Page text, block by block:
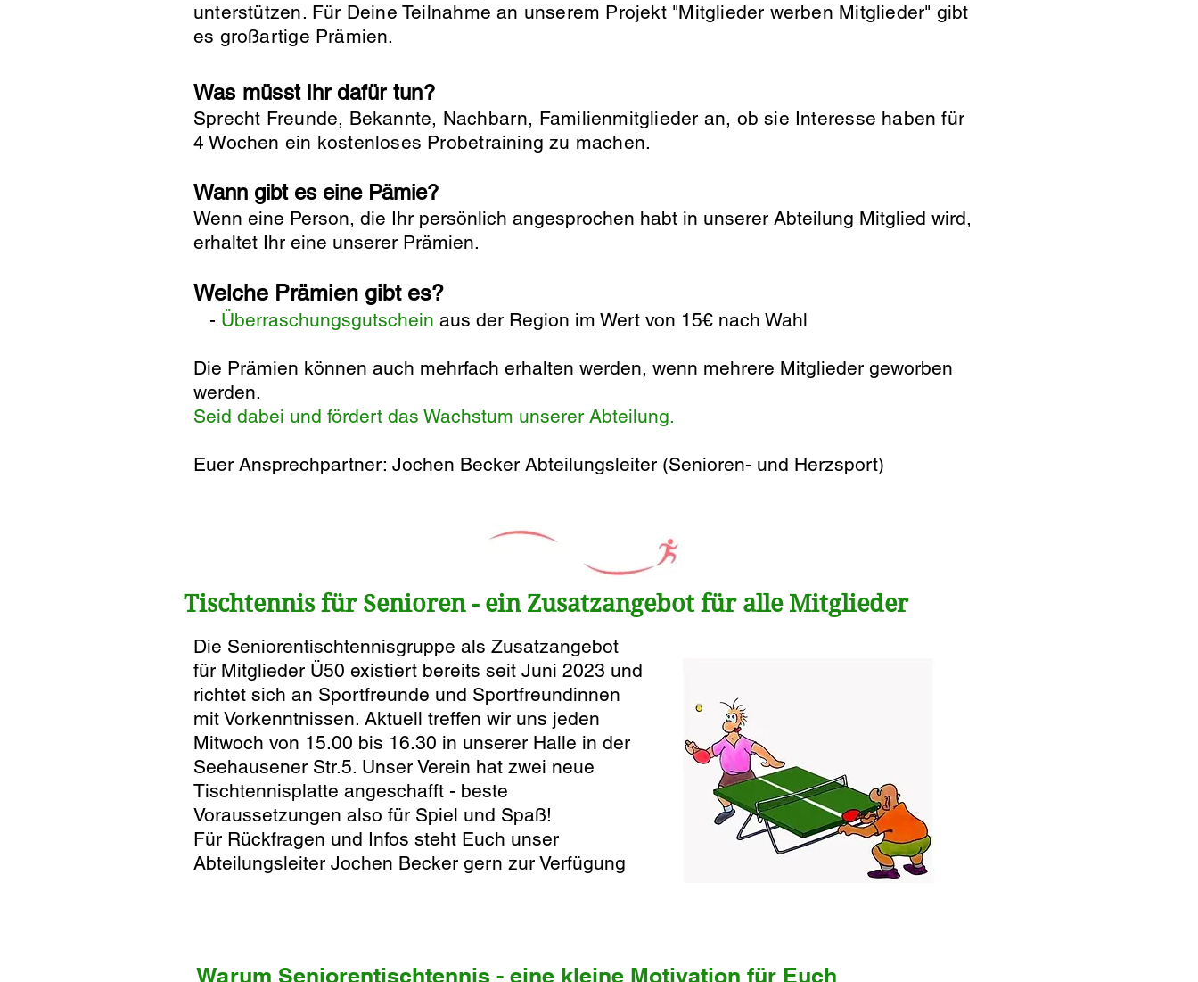
unterstützen. Für Deine Teilnahme an unserem Projekt "Mitglieder werben Mitglieder" gibt
es großartige Prämien.
Was müsst ihr dafür tun?
Sprecht Freunde, Bekannte, Nachbarn, Familienmitglieder an, ob sie Interesse haben für
4 Wochen ein kostenloses Probetraining zu machen.
Wann gibt es eine Pämie?
Wenn eine Person, die Ihr persönlich angesprochen habt in unserer Abteilung Mitglied wird,
erhaltet Ihr eine unserer Prämien.
Welche Prämien gibt es?
- Überraschungsgutschein aus der Region im Wert von 15€ nach Wahl
Die Prämien können auch mehrfach erhalten werden, wenn mehrere Mitglieder geworben
werden.
Seid dabei und fördert das Wachstum unserer Abteilung.
Euer Ansprechpartner: Jochen Becker Abteilungsleiter (Senioren- und Herzsport)
Tischtennis für Senioren - ein Zusatzangebot für alle Mitglieder
Die Seniorentischtennisgruppe als Zusatzangebot
für Mitglieder Ü50 existiert bereits seit Juni 2023 und
richtet sich an Sportfreunde und Sportfreundinnen
mit Vorkenntnissen. Aktuell treffen wir uns jeden
Mitwoch von 15.00 bis 16.30 in unserer Halle in der
Seehausener Str.5. Unser Verein hat zwei neue
Tischtennisplatte angeschafft - beste
Voraussetzungen also für Spiel und Spaß!
Für Rückfragen und Infos steht Euch unser
Abteilungsleiter Jochen Becker gern zur Verfügung
Warum Seniorentischtennis - eine kleine Motivation für Euch